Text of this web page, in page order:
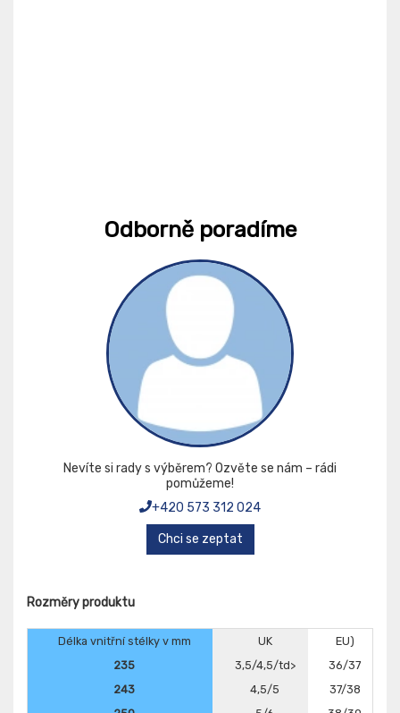
Odborně poradíme
Nevíte si rady s výběrem? Ozvěte se nám – rádi
pomůžeme!
+420 573 312 024
Chci se zeptat
Rozměry produktu
Délka vnitřní stélky v mm UK
EU)
235
3,5/4,5/td>
36/37
243
4,5/5
37/38